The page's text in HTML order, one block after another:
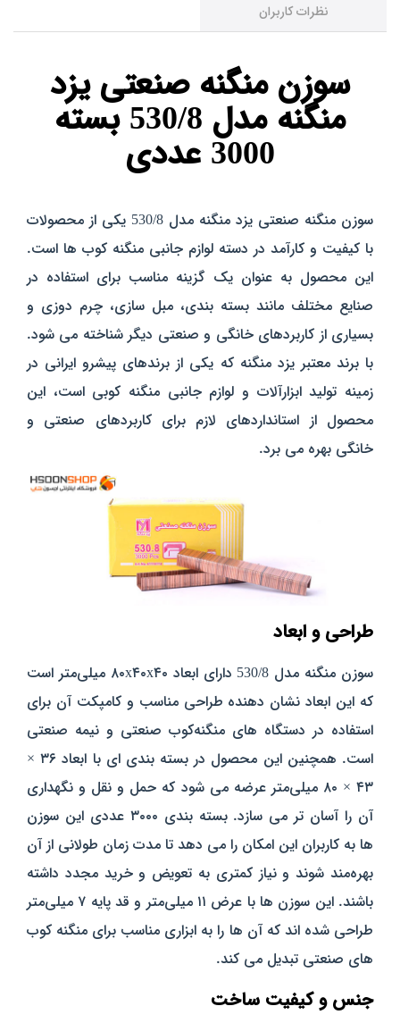
نظرات کاربران
سوزن منگنه صنعتی یزد
منگنه مدل 530/8 بسته
3000 عددی
سوزن منگنه صنعتی یزد منگنه مدل 530/8 یکی از محصولات
با کیفیت و کارآمد در دسته لوازم جانبی منگنه‌ کوب‌ ها است.
این محصول به عنوان یک گزینه مناسب برای استفاده در
صنایع مختلف مانند بسته‌ بندی، مبل‌ سازی، چرم‌ دوزی و
بسیاری از کاربردهای خانگی و صنعتی دیگر شناخته می‌ شود.
با برند معتبر یزد منگنه که یکی از برندهای پیشرو ایرانی در
زمینه تولید ابزارآلات و لوازم جانبی منگنه‌ کوبی است، این
محصول از استانداردهای لازم برای کاربردهای صنعتی و
خانگی بهره می‌ برد.
طراحی و ابعاد
سوزن منگنه مدل 530/8 دارای ابعاد ۸۰x۴۰x۴۰ میلی‌متر است
که این ابعاد نشان‌ دهنده طراحی مناسب و کامپکت آن برای
استفاده در دستگاه‌ های منگنه‌کوب صنعتی و نیمه‌ صنعتی
است. همچنین این محصول در بسته‌ بندی‌ ای با ابعاد ۳۶ ×
۴۳ × ۸۰ میلی‌متر عرضه می‌ شود که حمل و نقل و نگهداری
آن را آسان‌ تر می‌ سازد. بسته‌ بندی ۳۰۰۰ عددی این سوزن‌
ها به کاربران این امکان را می‌ دهد تا مدت زمان طولانی از آن
بهره‌مند شوند و نیاز کمتری به تعویض و خرید مجدد داشته
باشند. این سوزن‌ ها با عرض ۱۱ میلی‌متر و قد پایه ۷ میلی‌متر
طراحی شده‌ اند که آن‌ ها را به ابزاری مناسب برای منگنه‌ کوب‌
های صنعتی تبدیل می‌ کند.
جنس و کیفیت ساخت